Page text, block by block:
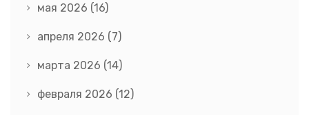
мая 2026 (16)
апреля 2026 (7)
марта 2026 (14)
февраля 2026 (12)